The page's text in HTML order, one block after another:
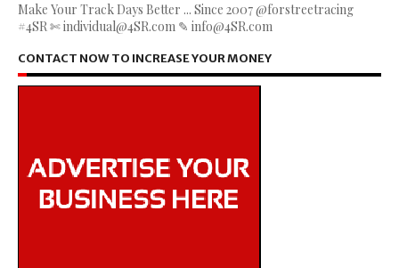
Make Your Track Days Better ... Since 2007 @forstreetracing
#4SR ✄ individual@4SR.com ✎ info@4SR.com
CONTACT NOW TO INCREASE YOUR MONEY